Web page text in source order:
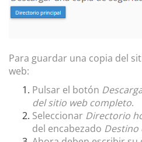
Para guardar una copia del
web:
Pulsar el botón
del sitio web completo.
Seleccionar Directorio
del encabezado Destino